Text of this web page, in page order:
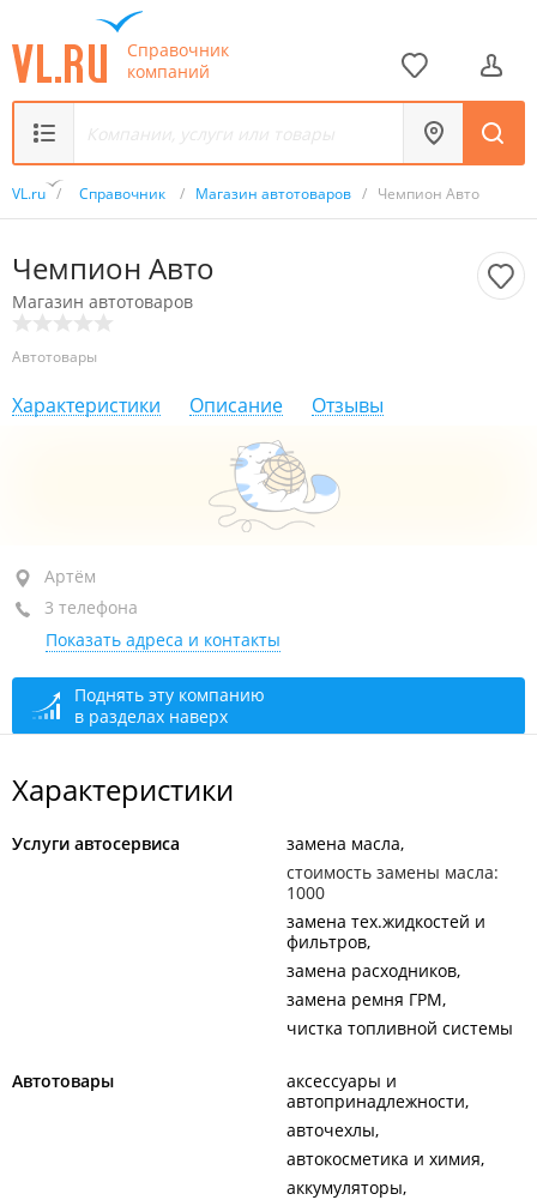
Справочник
компаний
VL.ru / Справочник / Магазин автотоваров / Чемпион Авто
Чемпион Авто
Магазин автотоваров
Автотовары
Характеристики Описание Отзывы
Артём, ул. Интернациональная, 65
закрыто, откроется в 09:00
Артём
3 телефона
Показать адреса и контакты
Поднять эту компанию
в разделах наверх
Характеристики
Услуги автосервиса
замена масла
стоимость замены масла:
1000
замена тех.жидкостей и
фильтров
замена расходников
замена ремня ГРМ
чистка топливной системы
Автотовары
аксессуары и
автопринадлежности
авточехлы
автокосметика и химия
аккумуляторы